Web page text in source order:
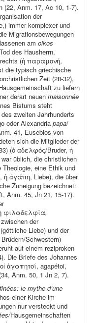
(22, Anm. 17, Ac 10, 1-7).
der
immer komplexer und
Migrationsbewegungen
am oikos
des Hausherrn,
(ἡ παραμονή,
die typisch griechische
Zeit (28-32),
zu liefern
derart neuen maisonnée
Bistums steht
zweiten Jahrhunderts
oder Alexandria papa/
41, Eusebios von
sich die Mitglieder der
(ὁ ἀδελφός/Bruder, ἡ
üblich, die christlichen
eine Ethik und
ἡ ἀγάπη, Liebe), die über
Zuneigung bezeichnet:
Anm. 45, Jn 21, 15-17).
φιλαδελφία,
der
Liebe) und der
Schwestern)
auf einem reziproken
Die Briefe des Johannes
ἀγαπητοί, agapétoi,
(34, Anm. 50, 1 Jn 2, 7).
le mythe d’une
einer Kirche im
nur versteckt und
Hausgemeinschaften